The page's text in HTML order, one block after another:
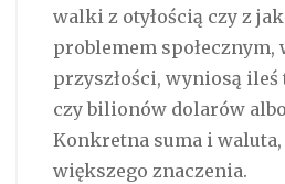
walki z otyłością czy z
problemem społecznym,
przyszłości, wyniosą
czy bilionów dolarów
Konkretna suma i
większego znaczenia.